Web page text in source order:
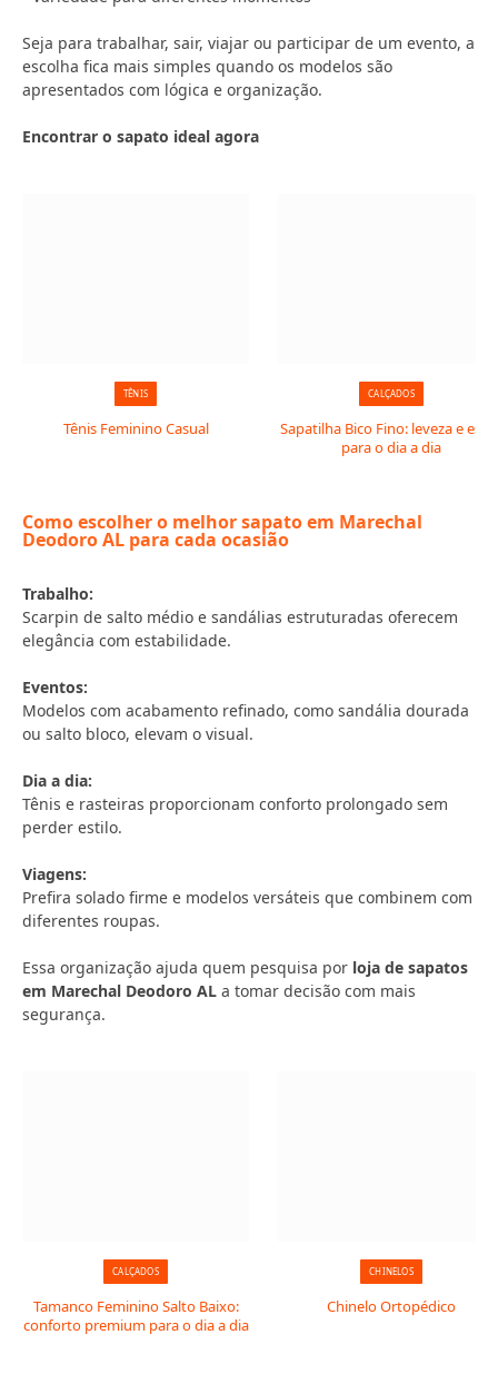
Seja para trabalhar, sair, viajar ou participar de um evento, a
escolha fica mais simples quando os modelos são
apresentados com lógica e organização.
Encontrar o sapato ideal agora
TÊNIS
Tênis Feminino Casual
CALÇADOS
Sapatilha Bico Fino: leveza e
para o dia a dia
Como escolher o melhor sapato em Marechal
Deodoro AL para cada ocasião
Trabalho:
Scarpin de salto médio e sandálias estruturadas oferecem
elegância com estabilidade.
Eventos:
Modelos com acabamento refinado, como sandália dourada
ou salto bloco, elevam o visual.
Dia a dia:
Tênis e rasteiras proporcionam conforto prolongado sem
perder estilo.
Viagens:
Prefira solado firme e modelos versáteis que combinem com
diferentes roupas.
Essa organização ajuda quem pesquisa por loja de sapatos
em Marechal Deodoro AL a tomar decisão com mais
segurança.
CALÇADOS
Tamanco Feminino Salto Baixo:
conforto premium para o dia a dia
CHINELOS
Chinelo Ortopédico